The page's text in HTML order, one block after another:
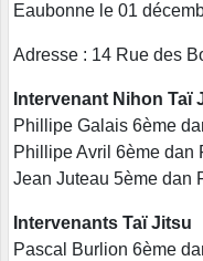
Eaubonne le 01
Adresse : 14 Rue des
Intervenant Nihon Taï
Phillipe Galais 6ème
Phillipe Avril 6ème dan
Jean Juteau 5ème dan
Intervenants Taï Jitsu
Pascal Burlion 6ème